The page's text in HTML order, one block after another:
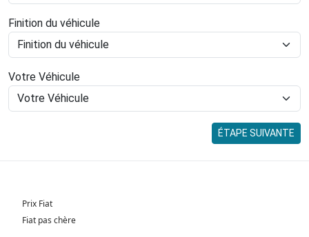
Finition du véhicule
Votre Véhicule
ÉTAPE SUIVANTE
Prix Fiat
Fiat pas chère